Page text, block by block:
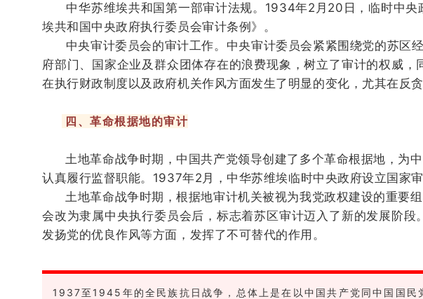
中华苏维埃共和国第一部审计法规。 1934年2月20日，临时中央
埃共和国中央政府执行委员会审计条例》。
中央审计委员会的审计工作。 中央审计委员会紧紧围绕党的苏区
府部门、国家企业及群众团体存在的浪费现象，树立了审计的权威，
在执行财政制度以及政府机关作风方面发生了明显的变化，尤其在反
四、革命根据地的审计
土地革命战争时期，中国共产党领导创建了多个革命根据地，为中
认真履行监督职能。1937年2月，中华苏维埃临时中央政府设立国家
土地革命战争时期，根据地审计机关被视为我党政权建设的重要
会改为隶属中央执行委员会后，标志着苏区审计迈入了新的发展阶段
发扬党的优良作风等方面，发挥了不可替代的作用。
1937至1945年的全民族抗日战争，总体上是在以中国共产党同中国国